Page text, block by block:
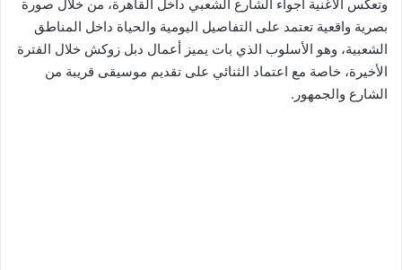
وتعكس الأغنية أجواء الشارع الشعبي داخل القاهرة، من خلال صورة
بصرية واقعية تعتمد على التفاصيل اليومية والحياة داخل المناطق
الشعبية، وهو الأسلوب الذي بات يميز أعمال دبل زوكش خلال الفترة
الأخيرة، خاصة مع اعتماد الثنائي على تقديم موسيقى قريبة من
الشارع والجمهور.